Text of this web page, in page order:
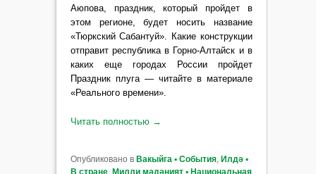
Аюпова, праздник, который пройдет в
этом регионе, будет носить название
«Тюркский Сабантуй». Какие конструкции
отправит республика в Горно-Алтайск и в
каких еще городах России пройдет
Праздник плуга — читайте в материале
«Реального времени».
Читать полностью →
Опубликовано в Вакыйга ▪ События, Илдә ▪